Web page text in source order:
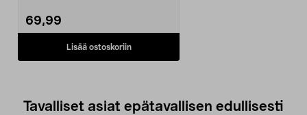
• Kahvinkeitin, jossa digitaalinen
ajastin – ajasta kahvinkeitto
alkamaan jopa 24 tunnin kuluttua.
69,99
Lisää ostoskoriin
Tavalliset asiat epätavallisen edullisesti